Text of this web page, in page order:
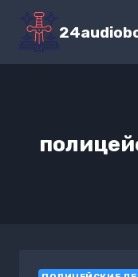
Перейти
содержимому